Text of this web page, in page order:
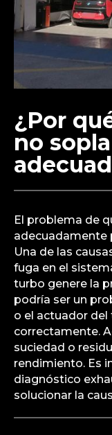
¿Por
no sopla
El problema de
adecuadamente
Una de las
fuga en el
turbo genere la
podría ser un
o el actuador del
correctamente.
suciedad o
rendimiento. Es
diagnóstico
solucionar la